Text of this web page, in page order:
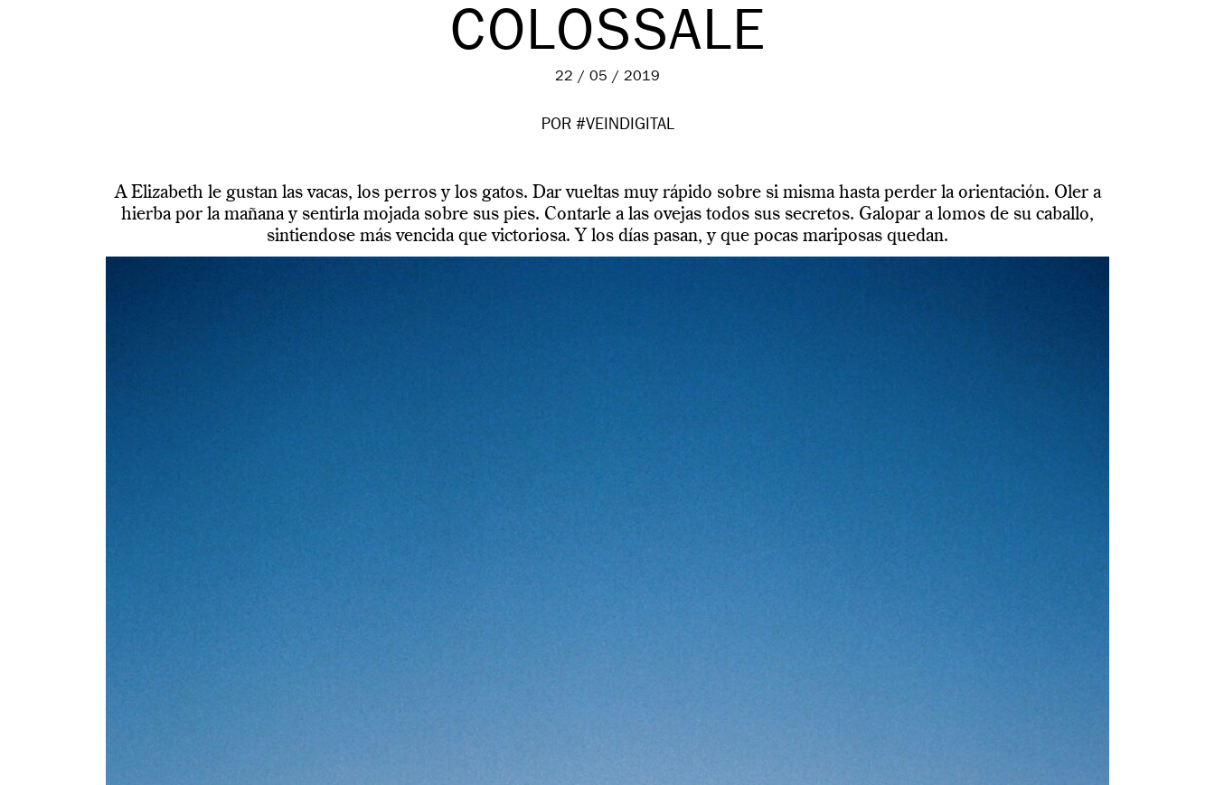
COLOSSALE
22 / 05 / 2019
POR #VEINDIGITAL
A Elizabeth le gustan las vacas, los perros y los gatos. Dar vueltas muy rápido sobre si misma hasta perder la orientación. Oler a
hierba por la mañana y sentirla mojada sobre sus pies. Contarle a las ovejas todos sus secretos. Galopar a lomos de su caballo,
sintiendose más vencida que victoriosa. Y los días pasan, y que pocas mariposas quedan.